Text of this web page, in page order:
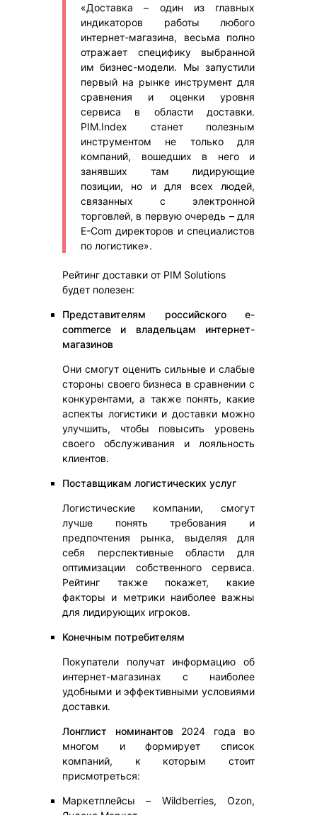
«Доставка – один из главных
индикаторов работы любого
интернет-магазина, весьма полно
отражает специфику выбранной
им бизнес-модели. Мы запустили
первый на рынке инструмент для
сравнения и оценки уровня
сервиса в области доставки.
PIM.Index станет полезным
инструментом не только для
компаний, вошедших в него и
занявших там лидирующие
позиции, но и для всех людей,
связанных с электронной
торговлей, в первую очередь – для
E-Com директоров и специалистов
по логистике».
Рейтинг доставки от PIM Solutions
будет полезен:
Представителям российского e-
commerce и владельцам интернет-
магазинов
Они смогут оценить сильные и слабые
стороны своего бизнеса в сравнении с
конкурентами, а также понять, какие
аспекты логистики и доставки можно
улучшить, чтобы повысить уровень
своего обслуживания и лояльность
клиентов.
Поставщикам логистических услуг
Логистические компании, смогут
лучше понять требования и
предпочтения рынка, выделяя для
себя перспективные области для
оптимизации собственного сервиса.
Рейтинг также покажет, какие
факторы и метрики наиболее важны
для лидирующих игроков.
Конечным потребителям
Покупатели получат информацию об
интернет-магазинах с наиболее
удобными и эффективными условиями
доставки.
Лонглист номинантов2024 года во
многом и формирует список
компаний, к которым стоит
присмотреться:
Маркетплейсы – Wildberries, Ozon,